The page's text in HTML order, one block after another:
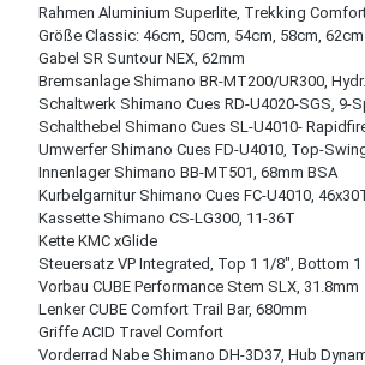
Rahmen Aluminium Superlite, Trekking
Größe Classic: 46cm, 50cm, 54cm, 58cm, 62cm
Gabel SR Suntour NEX, 62mm
Bremsanlage Shimano BR-MT200/UR300,
Schaltwerk Shimano Cues RD-U4020-SGS, 9-
Schalthebel Shimano Cues SL-U4010-
Umwerfer Shimano Cues FD-U4010, Top-
Innenlager Shimano BB-MT501, 68mm BSA
Kurbelgarnitur Shimano Cues FC-U4010,
Kassette Shimano CS-LG300, 11-36T
Kette KMC xGlide
Steuersatz VP Integrated, Top 1 1/8", Bottom 1
Vorbau CUBE Performance Stem SLX, 31.8mm
Lenker CUBE Comfort Trail Bar, 680mm
Griffe ACID Travel Comfort
Vorderrad Nabe Shimano DH-3D37, Hub